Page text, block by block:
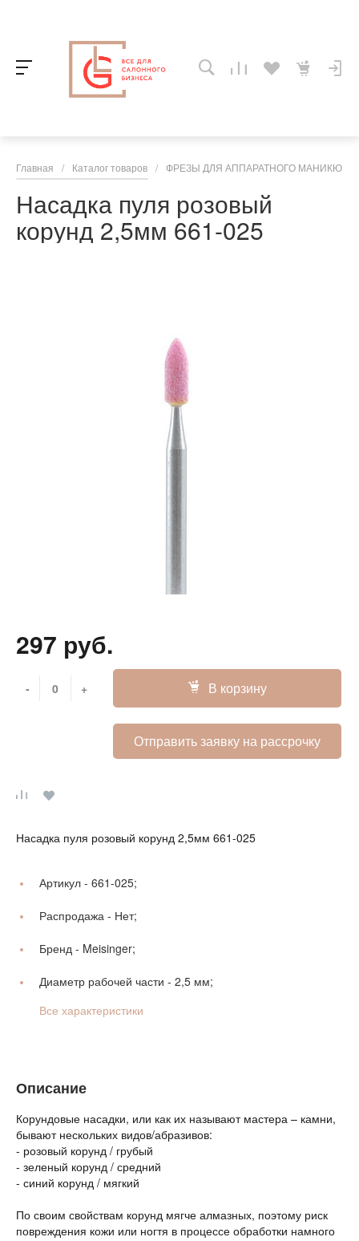
Главная / Каталог товаров / ФРЕЗЫ ДЛЯ АППАРАТНОГО
Насадка пуля розовый
корунд 2,5мм 661-025
297 руб.
- + В корзину
Отправить заявку на рассрочку
Насадка пуля розовый корунд 2,5мм 661-025
Артикул - 661-025;
Распродажа - Нет;
Бренд - Meisinger;
Диаметр рабочей части - 2,5 мм;
Все характеристики
Описание
Корундовые насадки, или как их называют мастера – камни,
бывают нескольких видов/абразивов:
- розовый корунд / грубый
- зеленый корунд / средний
- синий корунд / мягкий
По своим свойствам корунд мягче алмазных, поэтому риск
повреждения кожи или ногтя в процессе обработки намного